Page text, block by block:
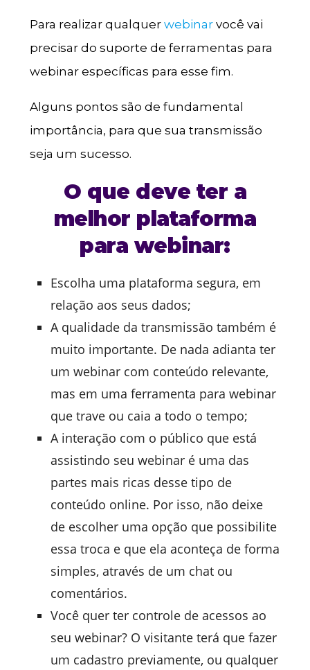
Para realizar qualquer webinarvocê vai
precisar do suporte de ferramentas para
webinar específicas para esse fim.
Alguns pontos são de fundamental
importância, para que sua transmissão
seja um sucesso.
O que deve ter a
melhor plataforma
para webinar:
Escolha uma plataforma segura, em
relação aos seus dados;
A qualidade da transmissão também é
muito importante. De nada adianta ter
um webinar com conteúdo relevante,
mas em uma ferramenta para webinar
que trave ou caia a todo o tempo;
A interação com o público que está
assistindo seu webinar é uma das
partes mais ricas desse tipo de
conteúdo online. Por isso, não deixe
de escolher uma opção que possibilite
essa troca e que ela aconteça de forma
simples, através de um chat ou
comentários.
Você quer ter controle de acessos ao
seu webinar? O visitante terá que fazer
um cadastro previamente, ou qualquer